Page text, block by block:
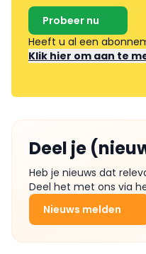
Probeer nu
Heeft u al een
Klik hier om aan te
Deel je
Heb je nieuws dat
Deel het met ons via
Nieuws melden